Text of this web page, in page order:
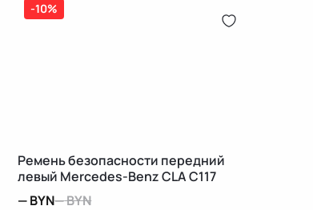
-10%
Ремень безопасности передний
левый Mercedes-Benz CLA C117
—BYN—BYN